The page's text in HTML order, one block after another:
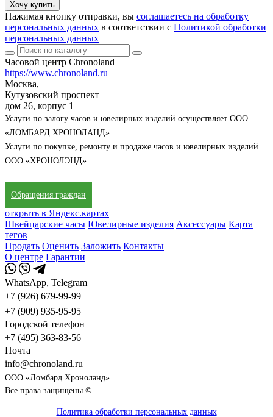
Хочу купить
Нажимая кнопку отправки, вы соглашаетесь на обработку
персональных данных в соответствии с Политикой обработки
персональных данных
Часовой центр Chronoland
https://www.chronoland.ru
Москва,
Кутузовский проспект
дом 26, корпус 1
Услуги по залогу часов и ювелирных изделий осуществляет ООО
«ЛОМБАРД ХРОНОЛАНД»
Услуги по покупке, ремонту и продаже часов и ювелирных изделий
ООО «ХРОНОЛЭНД»
Обращения граждан
открыть в Яндекс.картах
Швейцарские часы Ювелирные изделия Аксессуары Карта
тегов
Продать Оценить Заложить Контакты
О центре Гарантии
WhatsApp, Telegram
+7 (926) 679-99-99
+7 (909) 935-95-95
Городской телефон
+7 (495) 363-83-56
Почта
info@chronoland.ru
ООО «Ломбард Хроноланд»
Все права защищены ©
Политика обработки персональных данных